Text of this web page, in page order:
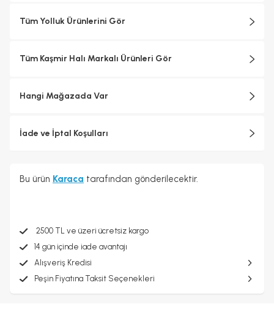
Tüm Yolluk Ürünlerini Gör
Tüm Kaşmir Halı Markalı Ürünleri Gör
Hangi Mağazada Var
İade ve İptal Koşulları
Bu ürün Karaca tarafından gönderilecektir.
2500 TL ve üzeri ücretsiz kargo
14 gün içinde iade avantajı
Alışveriş Kredisi
Peşin Fiyatına Taksit Seçenekleri